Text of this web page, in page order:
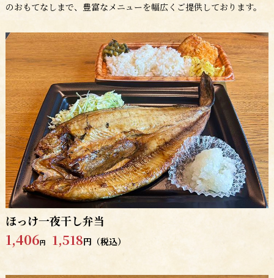
のおもてなしまで、豊富なメニューを幅広くご提供しております。
ほっけ一夜干し弁当
1,406円 1,518円（税込）